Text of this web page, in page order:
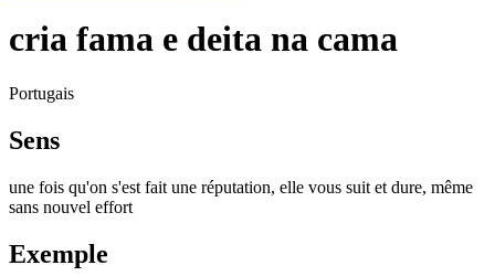
cria fama e deita na cama
Portugais
Sens
une fois qu'on s'est fait une réputation, elle vous suit et dure, même
sans nouvel effort
Exemple